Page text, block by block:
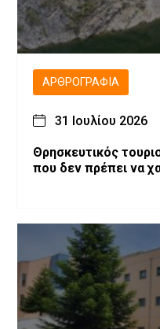
ΑΡΘΡΟΓΡΑΦΊΑ
31 Ιουλίου 2026
Θρησκευτικός
που δεν πρέπει να